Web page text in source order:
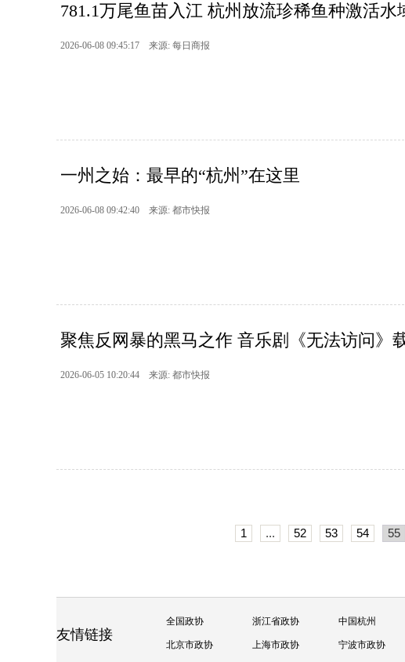
781.1万尾鱼苗入江 杭州放流珍稀鱼种激活水
2026-06-08 09:45:17 来源: 每日商报
​一州之始：最早的“杭州”在这里
2026-06-08 09:42:40 来源: 都市快报
聚焦反网暴的黑马之作 音乐剧《无法访问》
2026-06-05 10:20:44 来源: 都市快报
1 ... 52 53 54 55
友情链接
全国政协 浙江省政协 中国杭州
北京市政协 上海市政协 宁波市政协